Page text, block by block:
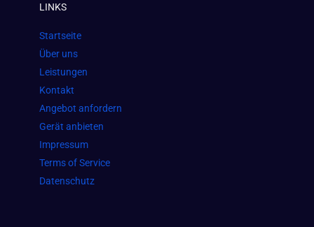
b
o
o
k
m
LINKS
Startseite
Über uns
Leistungen
Kontakt
Angebot anfordern
Gerät anbieten
Impressum
Terms of Service
Datenschutz